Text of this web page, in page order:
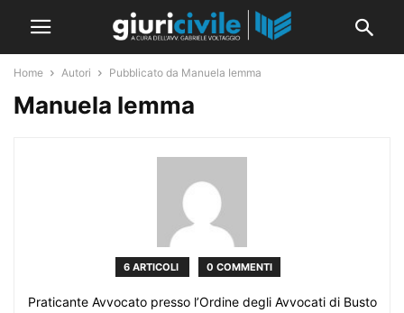
Home Autori Pubblicato da Manuela Iemma
Manuela Iemma
6 ARTICOLI 0 COMMENTI
Praticante Avvocato presso l’Ordine degli Avvocati di Busto